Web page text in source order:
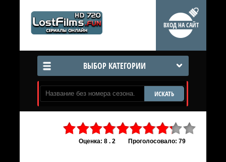
ВХОД НА САЙТ
ВЫБОР КАТЕГОРИИ
ИСКАТЬ
Оценка: 8 . 2 Проголосовало: 79